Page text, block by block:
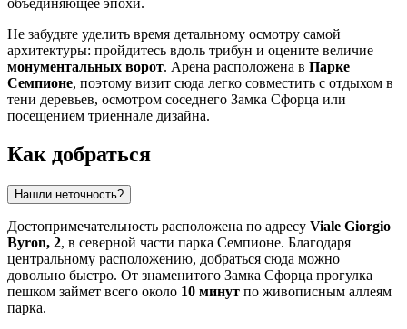
Не забудьте уделить время детальному осмотру самой
архитектуры: пройдитесь вдоль трибун и оцените величие
монументальных ворот. Арена расположена в Парке
Семпионе, поэтому визит сюда легко совместить с отдыхом в
тени деревьев, осмотром соседнего Замка Сфорца или
посещением триеннале дизайна.
Как добраться
Нашли неточность?
Достопримечательность расположена по адресу Viale Giorgio
Byron, 2, в северной части парка Семпионе. Благодаря
центральному расположению, добраться сюда можно
довольно быстро. От знаменитого Замка Сфорца прогулка
пешком займет всего около 10 минут по живописным аллеям
парка.